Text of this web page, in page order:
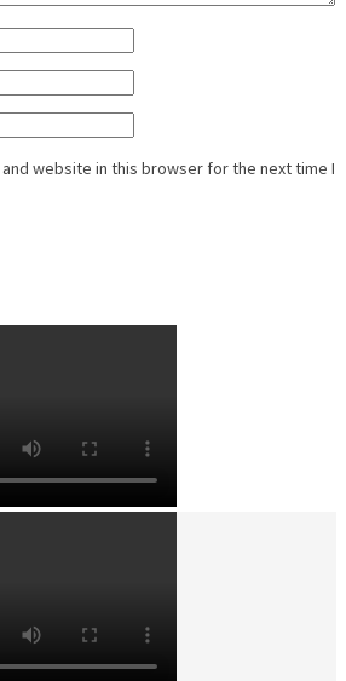
website in this browser for the next time I